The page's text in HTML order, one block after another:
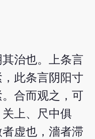
治也。上条言
此条言阴阳寸
合而观之，可
上、尺中俱
虚也，濇者滞